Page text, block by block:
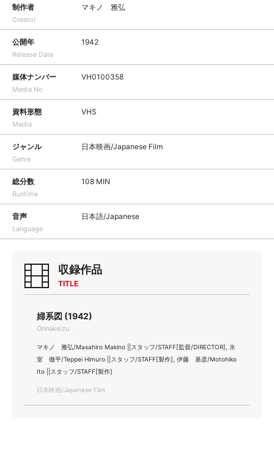
制作者
Creator
マキノ 雅弘
公開年
Release Date
1942
媒体ナンバー
Media No
VH0100358
資料形態
Media
VHS
ジャンル
Genre
日本映画/Japanese Film
総分数
Runtime
108 MIN
音声
Language
日本語/Japanese
収録作品
TITLE
婦系図 (1942)
Onnakeizu
マキノ 雅弘/Masahiro Makino ||スタッフ/STAFF[監督/DIRECTOR], 氷
室 徹平/Teppei Himuro ||スタッフ/STAFF[製作], 伊藤 基彦/Motohiko
Ito ||スタッフ/STAFF[製作]
日本映画/Japanese Film